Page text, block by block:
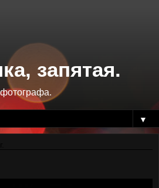
запятая.
▼